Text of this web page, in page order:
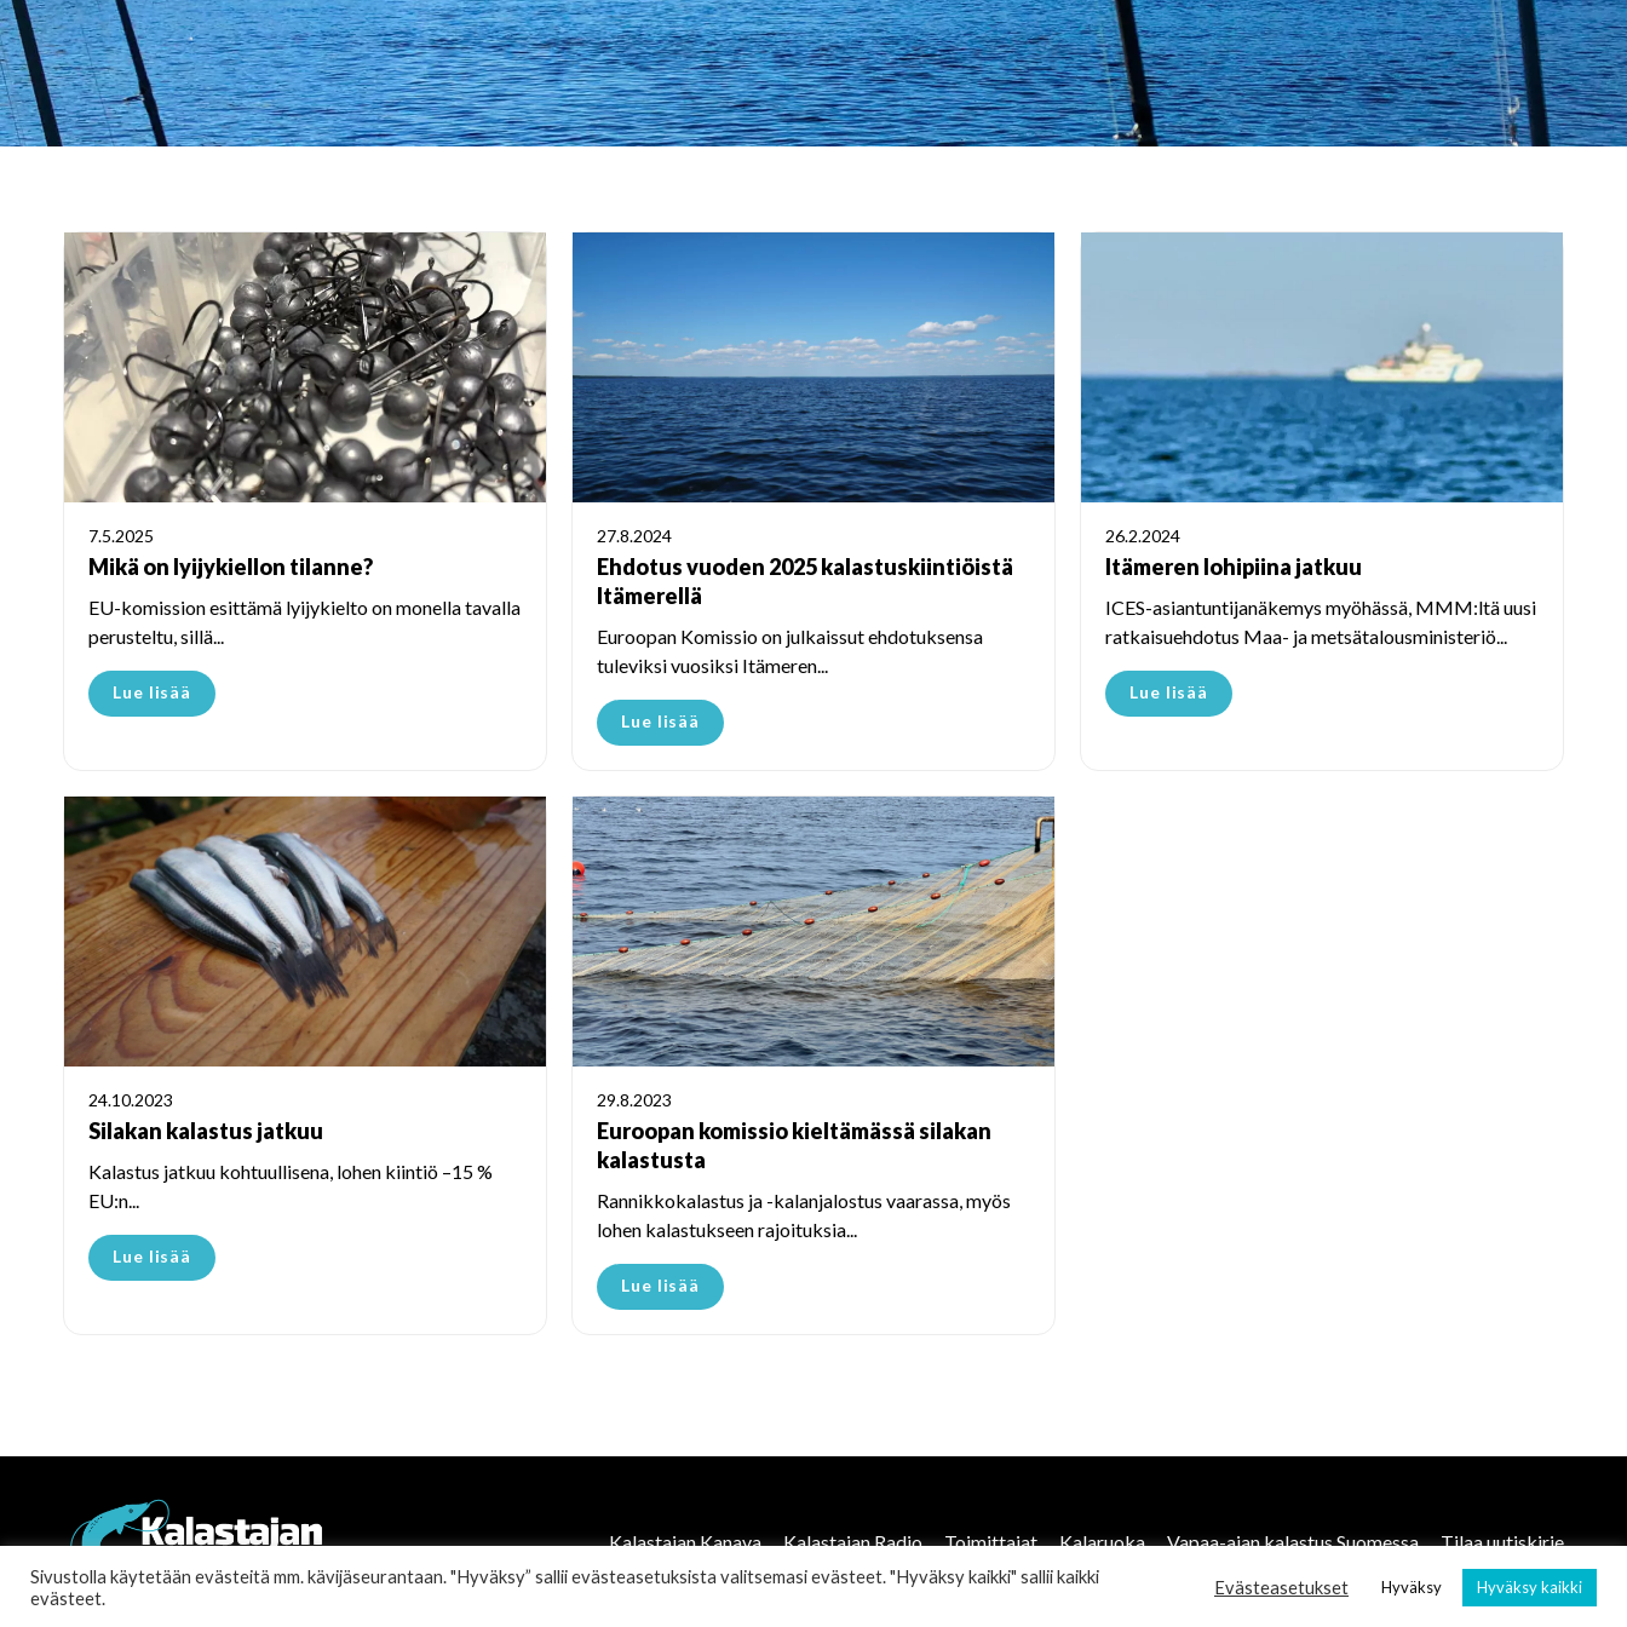
7.5.2025
Mikä on lyijykiellon tilanne?
EU-komission esittämä lyijykielto on monella tavalla
perusteltu, sillä...
Lue lisää
27.8.2024
Ehdotus vuoden 2025 kalastuskiintiöistä
Itämerellä
Euroopan Komissio on julkaissut ehdotuksensa
tuleviksi vuosiksi Itämeren...
Lue lisää
26.2.2024
Itämeren lohipiina jatkuu
ICES-asiantuntijanäkemys myöhässä, MMM:ltä uusi
ratkaisuehdotus Maa- ja metsätalousministeriö...
Lue lisää
24.10.2023
Silakan kalastus jatkuu
Kalastus jatkuu kohtuullisena, lohen kiintiö –15 %
EU:n...
Lue lisää
29.8.2023
Euroopan komissio kieltämässä silakan
kalastusta
Rannikkokalastus ja -kalanjalostus vaarassa, myös
lohen kalastukseen rajoituksia...
Lue lisää
Kalastajan Kanava Kalastajan Radio Toimittajat Kalaruoka Vapaa-ajan kalastus Suomessa Tilaa uutiskirje
Sivustolla käytetään evästeitä mm. kävijäseurantaan. "Hyväksy” sallii evästeasetuksista valitsemasi evästeet. "Hyväksy kaikki" sallii kaikki
evästeet.
Evästeasetukset Hyväksy Hyväksy kaikki